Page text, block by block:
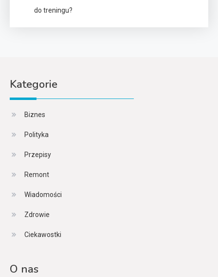
do treningu?
Kategorie
Biznes
Polityka
Przepisy
Remont
Wiadomości
Zdrowie
Ciekawostki
O nas